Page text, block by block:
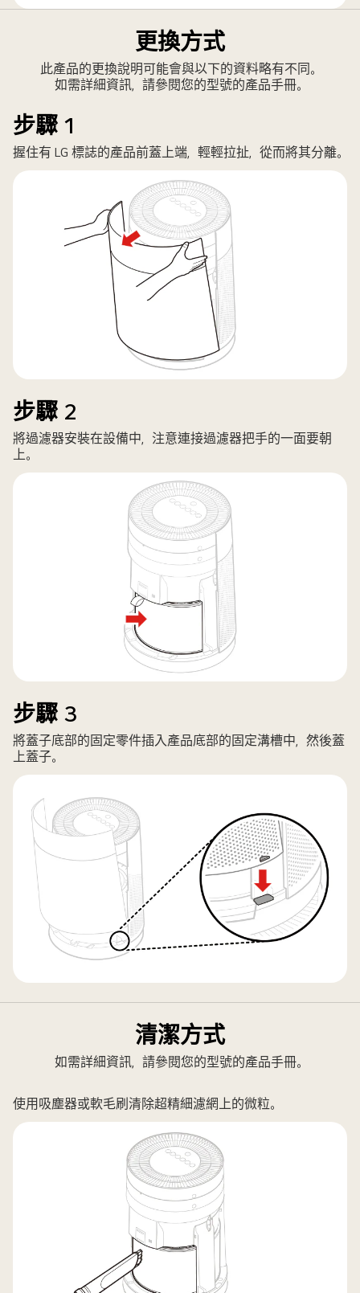
更換方式
此產品的更換說明可能會與以下的資料略有不同。
如需詳細資訊，請參閱您的型號的產品手冊。
步驟 1
握住有 LG 標誌的產品前蓋上端，輕輕拉扯，從而將其分離。
步驟 2
將過濾器安裝在設備中，注意連接過濾器把手的一面要朝
上。
步驟 3
將蓋子底部的固定零件插入產品底部的固定溝槽中，然後蓋
上蓋子。
清潔方式
如需詳細資訊，請參閱您的型號的產品手冊。
使用吸塵器或軟毛刷清除超精細濾網上的微粒。